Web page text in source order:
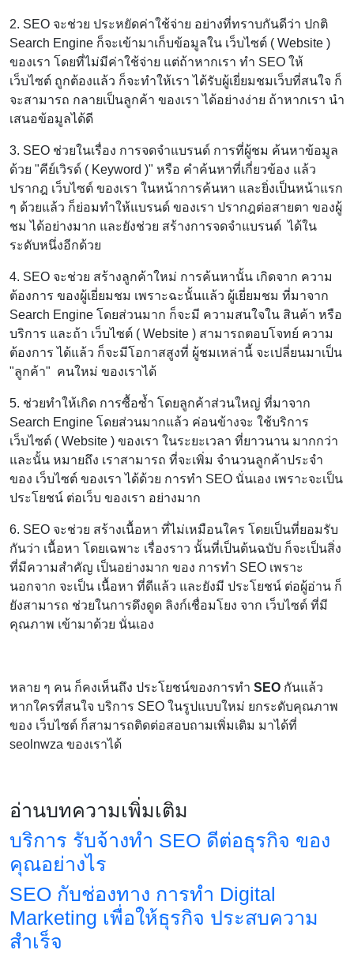
2. SEO จะช่วย ประหยัดค่าใช้จ่าย อย่างที่ทราบกันดีว่า ปกติ
Search Engine ก็จะเข้ามาเก็บข้อมูลใน เว็บไซต์ ( Website )
ของเรา โดยที่ไม่มีค่าใช้จ่าย แต่ถ้าหากเรา ทำ SEO ให้
เว็บไซต์ ถูกต้องแล้ว ก็จะทำให้เรา ได้รับผู้เยี่ยมชมเว็บที่สนใจ ก็
จะสามารถ กลายเป็นลูกค้า ของเรา ได้อย่างง่าย ถ้าหากเรา นำ
เสนอข้อมูลได้ดี
3. SEO ช่วยในเรื่อง การจดจำแบรนด์ การที่ผู้ชม ค้นหาข้อมูล
ด้วย "คีย์เวิรด์ ( Keyword )" หรือ คำค้นหาที่เกี่ยวข้อง แล้ว
ปรากฎ เว็บไซต์ ของเรา ในหน้าการค้นหา และยิ่งเป็นหน้าแรก
ๆ ด้วยแล้ว ก็ย่อมทำให้แบรนด์ ของเรา ปรากฎต่อสายตา ของผู้
ชม ได้อย่างมาก และยังช่วย สร้างการจดจำแบรนด์ ได้ใน
ระดับหนึ่งอีกด้วย
4. SEO จะช่วย สร้างลูกค้าใหม่ การค้นหานั้น เกิดจาก ความ
ต้องการ ของผู้เยี่ยมชม เพราะฉะนั้นแล้ว ผู้เยี่ยมชม ที่มาจาก
Search Engine โดยส่วนมาก ก็จะมี ความสนใจใน สินค้า หรือ
บริการ และถ้า เว็บไซต์ ( Website ) สามารถตอบโจทย์ ความ
ต้องการ ได้แล้ว ก็จะมีโอกาสสูงที่ ผู้ชมเหล่านี้ จะเปลี่ยนมาเป็น
"ลูกค้า" คนใหม่ ของเราได้
5. ช่วยทำให้เกิด การซื้อซ้ำ โดยลูกค้าส่วนใหญ่ ที่มาจาก
Search Engine โดยส่วนมากแล้ว ค่อนข้างจะ ใช้บริการ
เว็บไซต์ ( Website ) ของเรา ในระยะเวลา ที่ยาวนาน มากกว่า
และนั้น หมายถึง เราสามารถ ที่จะเพิ่ม จำนวนลูกค้าประจำ
ของ เว็บไซต์ ของเรา ได้ด้วย การทำ SEO นั่นเอง เพราะจะเป็น
ประโยชน์ ต่อเว็บ ของเรา อย่างมาก
6. SEO จะช่วย สร้างเนื้อหา ที่ไม่เหมือนใคร โดยเป็นที่ยอมรับ
กันว่า เนื้อหา โดยเฉพาะ เรื่องราว นั้นที่เป็นต้นฉบับ ก็จะเป็นสิ่ง
ที่มีความสำคัญ เป็นอย่างมาก ของ การทำ SEO เพราะ
นอกจาก จะเป็น เนื้อหา ที่ดีแล้ว และยังมี ประโยชน์ ต่อผู้อ่าน ก็
ยังสามารถ ช่วยในการดึงดูด ลิงก์เชื่อมโยง จาก เว็บไซต์ ที่มี
คุณภาพ เข้ามาด้วย นั่นเอง
หลาย ๆ คน ก็คงเห็นถึง ประโยชน์ของการทำ SEO กันแล้ว
หากใครที่สนใจ บริการ SEO ในรูปแบบใหม่ ยกระดับคุณภาพ
ของ เว็บไซต์ ก็สามารถติดต่อสอบถามเพิ่มเติม มาได้ที่
seolnwza ของเราได้
อ่านบทความเพิ่มเติม
บริการ รับจ้างทำ SEO ดีต่อธุรกิจ ของ
คุณอย่างไร
SEO กับช่องทาง การทำ Digital
Marketing เพื่อให้ธุรกิจ ประสบความ
สำเร็จ